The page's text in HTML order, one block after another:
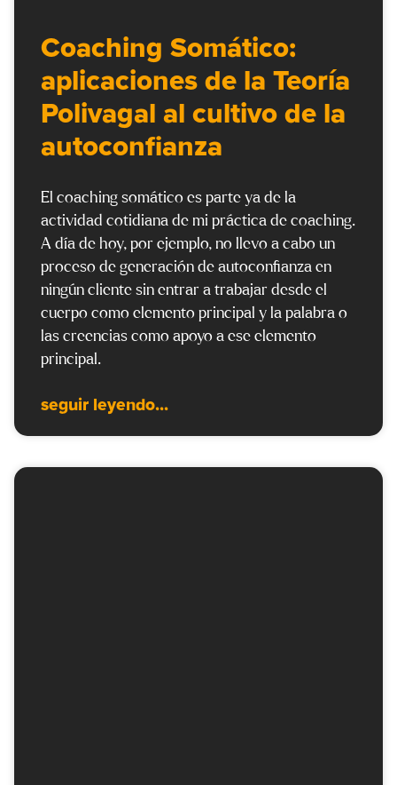
Coaching Somático:
aplicaciones de la Teoría
Polivagal al cultivo de la
autoconfianza
El coaching somático es parte ya de la
actividad cotidiana de mi práctica de coaching.
A día de hoy, por ejemplo, no llevo a cabo un
proceso de generación de autoconfianza en
ningún cliente sin entrar a trabajar desde el
cuerpo como elemento principal y la palabra o
las creencias como apoyo a ese elemento
principal.
seguir leyendo...